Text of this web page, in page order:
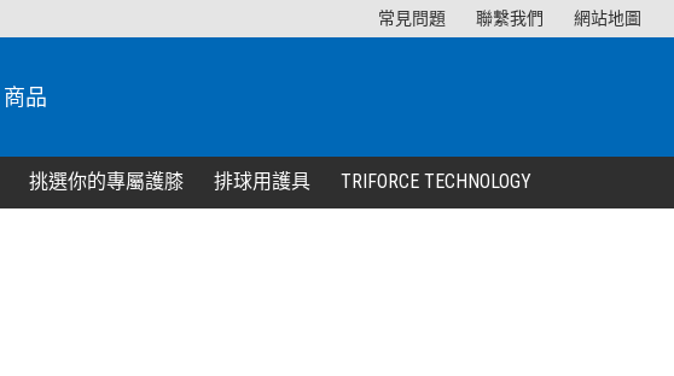
常見問題 聯繫我們 網站地圖
商品
挑選你的專屬護膝 排球用護具 TRIFORCE TECHNOLOGY